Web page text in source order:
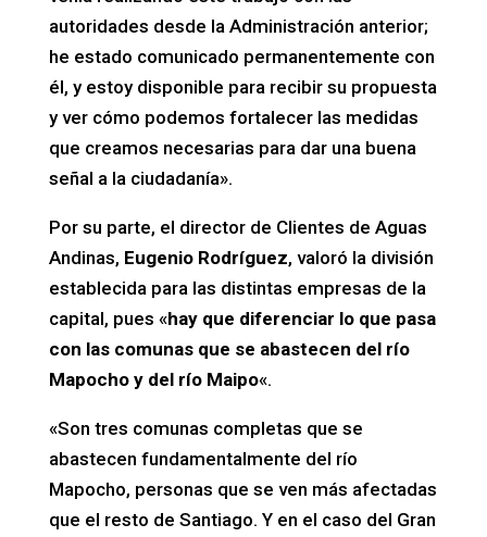
autoridades desde la Administración anterior;
he estado comunicado permanentemente con
él, y estoy disponible para recibir su propuesta
y ver cómo podemos fortalecer las medidas
que creamos necesarias para dar una buena
señal a la ciudadanía».
Por su parte, el director de Clientes de Aguas
Andinas, Eugenio Rodríguez, valoró la división
establecida para las distintas empresas de la
capital, pues «hay que diferenciar lo que pasa
con las comunas que se abastecen del río
Mapocho y del río Maipo«.
«Son tres comunas completas que se
abastecen fundamentalmente del río
Mapocho, personas que se ven más afectadas
que el resto de Santiago. Y en el caso del Gran